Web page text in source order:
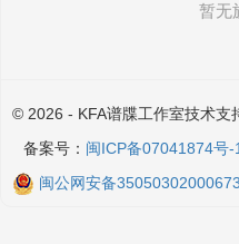
暂无
© 2026 - KFA谱牒工作室技术支
备案号： 闽ICP备07041874号-1
闽公网安备